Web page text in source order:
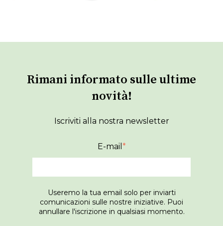
Rimani informato sulle ultime
novità!
Iscriviti alla nostra newsletter
E-mail *
Useremo la tua email solo per inviarti
comunicazioni sulle nostre iniziative. Puoi
annullare l'iscrizione in qualsiasi momento.